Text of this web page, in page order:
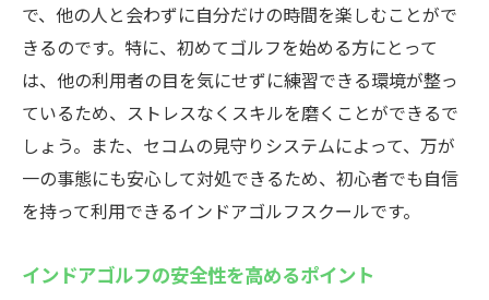
早朝や深夜の利用者向けのアドバイス
時間を気にせずに練習できる自由さ
厚木市での忙しい生活とゴルフ練習の両立
24時間営業ならではの利便性
夜間のゴルフ練習のメリット
いつでも練習できるから続けやすい
スクールCaddy
で、他の人と会わずに自分だけの時間を楽しむことがで
きるのです。特に、初めてゴルフを始める方にとって
は、他の利用者の目を気にせずに練習できる環境が整っ
ているため、ストレスなくスキルを磨くことができるで
しょう。また、セコムの見守りシステムによって、万が
一の事態にも安心して対処できるため、初心者でも自信
を持って利用できるインドアゴルフスクールです。
インドアゴルフの安全性を高めるポイント